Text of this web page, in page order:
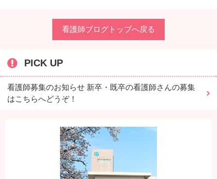
看護師ブログトップへ戻る
PICK UP
看護師募集のお知らせ 新卒・既卒の看護師さんの募集
はこちらへどうぞ！